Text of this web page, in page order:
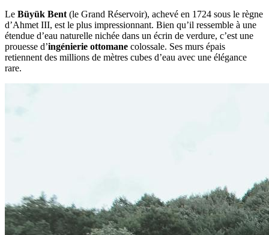
Le Büyük Bent (le Grand Réservoir), achevé en 1724 sous le règne
d’Ahmet III, est le plus impressionnant. Bien qu’il ressemble à une
étendue d’eau naturelle nichée dans un écrin de verdure, c’est une
prouesse d’ingénierie ottomane colossale. Ses murs épais
retiennent des millions de mètres cubes d’eau avec une élégance
rare.